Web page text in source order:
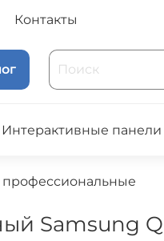
Контакты
Интерактивные панели
Samsung